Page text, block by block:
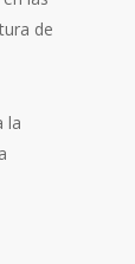
de
la